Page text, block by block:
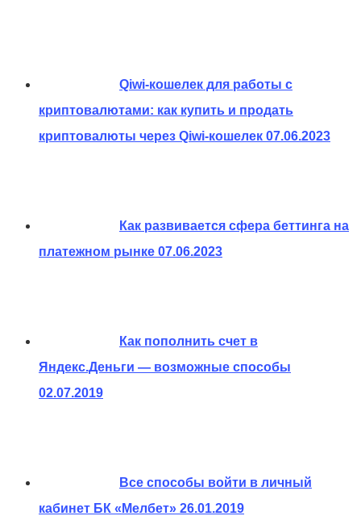
Qiwi-кошелек для работы с
криптовалютами: как купить и продать
криптовалюты через Qiwi-кошелек 07.06.2023
Как развивается сфера беттинга на
платежном рынке 07.06.2023
Как пополнить счет в
Яндекс.Деньги — возможные способы
02.07.2019
Все способы войти в личный
кабинет БК «Мелбет» 26.01.2019